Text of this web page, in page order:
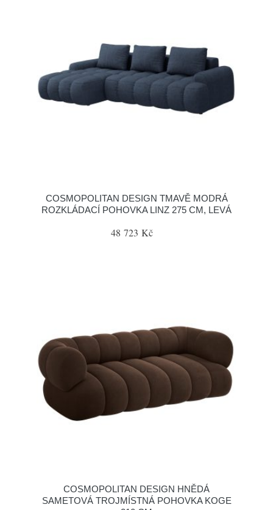
COSMOPOLITAN DESIGN TMAVĚ MODRÁ
ROZKLÁDACÍ POHOVKA LINZ 275 CM, LEVÁ
48 723 Kč
COSMOPOLITAN DESIGN HNĚDÁ
SAMETOVÁ TROJMÍSTNÁ POHOVKA KOGE